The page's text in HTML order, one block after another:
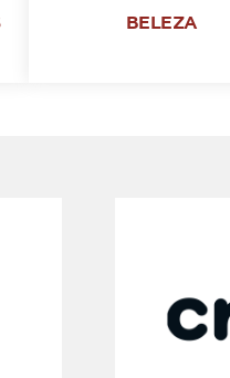
BELEZA